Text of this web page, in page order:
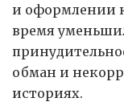
и оформлении
время
обман и
историях.